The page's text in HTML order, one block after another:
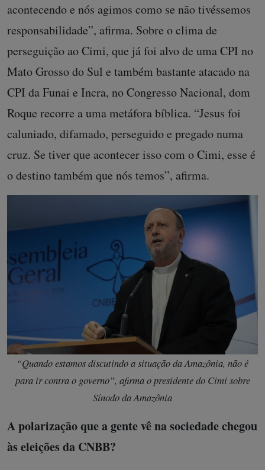
acontecendo e nós agimos como se não tivéssemos
responsabilidade”, afirma. Sobre o clima de
perseguição ao Cimi, que já foi alvo de uma CPI no
Mato Grosso do Sul e também bastante atacado na
CPI da Funai e Incra, no Congresso Nacional, dom
Roque recorre a uma metáfora bíblica. “Jesus foi
caluniado, difamado, perseguido e pregado numa
cruz. Se tiver que acontecer isso com o Cimi, esse é
o destino também que nós temos”, afirma.
“Quando estamos discutindo a situação da Amazônia, não é
para ir contra o governo”, afirma o presidente do Cimi sobre
Sínodo da Amazônia
A polarização que a gente vê na sociedade chegou
às eleições da CNBB?